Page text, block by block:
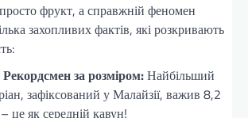
фрукт, а справжній феномен
захопливих фактів, які розкривають
Рекордсмен за розміром:Найбільший
зафіксований у Малайзії, важив 8,2
це як середній кавун!